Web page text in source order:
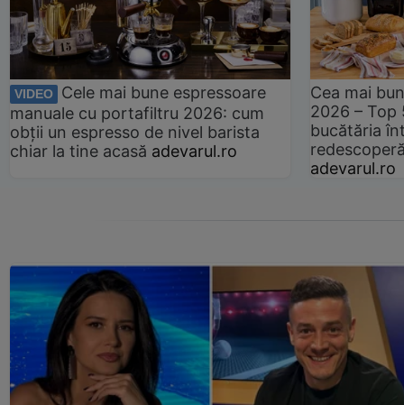
VIDEO
Cele mai bune espressoare
manuale cu portafiltru 2026: cum
obții un espresso de nivel barista
chiar la tine acasă adevarul.ro
Cea mai
2026 –
bucătăria
adevarul.ro